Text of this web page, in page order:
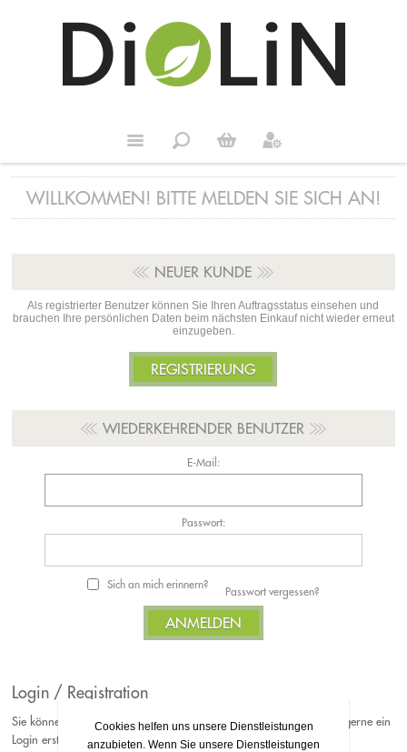
WILLKOMMEN! BITTE MELDEN SIE SICH AN!
NEUER KUNDE
Als registrierter Benutzer können Sie Ihren Auftragsstatus einsehen und
brauchen Ihre persönlichen Daten beim nächsten Einkauf nicht wieder erneut
einzugeben.
WIEDERKEHRENDER BENUTZER
E-Mail:
Passwort:
Sich an mich erinnern?
Passwort vergessen?
Login / Registration
Sie können Ihre Bestellungen jederzeit als Gast platzieren. Falls Sie gerne ein
Login erstellen möchten, können Sie sich gerne bei uns Registrieren.
Cookies helfen uns unsere Dienstleistungen
anzubieten. Wenn Sie unsere Dienstleistungen